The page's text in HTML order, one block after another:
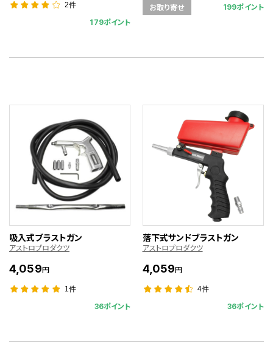
2件
179ポイント
お取り寄せ 199ポイント
吸入式ブラストガン
アストロプロダクツ
4,059円
1件
36ポイント
落下式サンドブラストガン
アストロプロダクツ
4,059円
4件
36ポイント